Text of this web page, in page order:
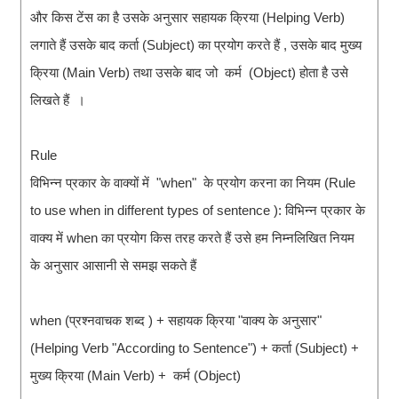
और किस टेंस का है उसके अनुसार सहायक क्रिया (Helping Verb)
लगाते हैं उसके बाद कर्ता (Subject) का प्रयोग करते हैं , उसके बाद मुख्य
क्रिया (Main Verb) तथा उसके बाद जो कर्म (Object) होता है उसे
लिखते हैं ।
Rule
विभिन्न प्रकार के वाक्यों में "when" के प्रयोग करना का नियम (Rule
to use when in different types of sentence ): विभिन्न प्रकार के
वाक्य में when का प्रयोग किस तरह करते हैं उसे हम निम्नलिखित नियम
के अनुसार आसानी से समझ सकते हैं
when (प्रश्नवाचक शब्द ) + सहायक क्रिया "वाक्य के अनुसार"
(Helping Verb "According to Sentence") + कर्ता (Subject) +
मुख्य क्रिया (Main Verb) + कर्म (Object)